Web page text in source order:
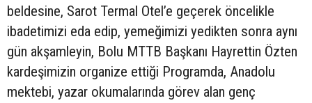
beldesine, Sarot Termal Otel’e geçerek öncelikle
ibadetimizi eda edip, yemeğimizi yedikten sonra aynı
gün akşamleyin, Bolu MTTB Başkanı Hayrettin Özten
kardeşimizin organize ettiği Programda, Anadolu
mektebi, yazar okumalarında görev alan genç